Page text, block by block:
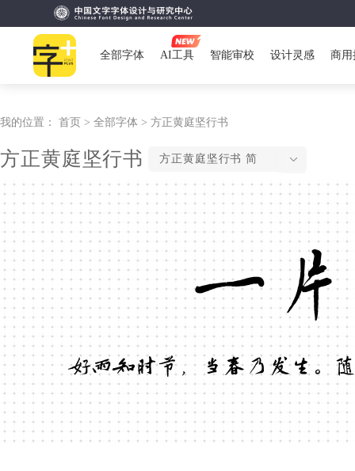
全部字体 AI工具 智能审校 设计灵感 商用
我的位置： 首页 > 全部字体 > 方正黄庭坚行书
方正黄庭坚行书 方正黄庭坚行书 简
一
好雨知时节，当春乃发生。